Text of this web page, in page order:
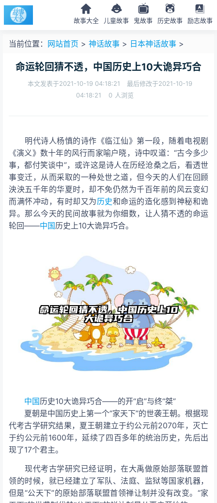
故事大全 儿童故事 鬼故事 历史故事 励志故事
当前位置： 网站首页 > 神话故事 > 日本神话故事 >
命运轮回猜不透，中国历史上10大诡异巧合
本文发表于2021-10-19 04:18:21
最后修改于2021-10-19
04:18:21
0 人浏览
明代诗人杨慎的诗作《临江仙》第一段，随着电视剧
《演义》数十年的风行而家喻户晓，诗中叹道：“古今多少
事，都付笑谈中”，或许这是诗人在历经沧桑之后，看透世
事变迁，从而采取的一种处世之道，但今天的人们在回顾
泱泱五千年的华夏时，却不免仍然为千百年前的风云变幻
而满怀冲动，有时却又为历史和命运的造化感到神秘和诡
异。那么今天的民间故事就为你细数，让人猜不透的命运
轮回——中国历史上10大诡异巧合。
中国历史10大诡异巧合——的开“启”与终“桀”
夏朝是中国历史上第一个“家天下”的世袭王朝。根据现
代考古学研究结果，夏王朝建立于约公元前2070年，灭亡
于约公元前1600年，延续了四百多年的统治历史，先后出
现了17个君主。
现代考古学研究已经证明，在大禹做原始部落联盟首
领的时候，就已经建立了军队、法庭、监狱等国家机器，
但是“公天下”的原始部落联盟首领禅让制并没有改变。“家